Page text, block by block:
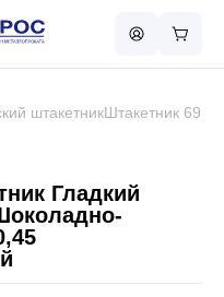
штакетникШтакетник 69
Гладкий